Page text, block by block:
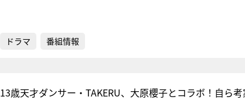
ドラマ 番組情報
13歳天才ダンサー・TAKERU、大原櫻子とコラボ！自ら